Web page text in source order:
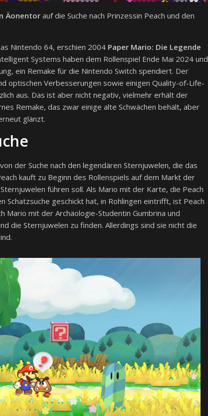
Äonentor auf die Suche nach Prinzessin Peach und den
Nintendo 64, erschien 2004 Paper Mario: Die Legende
Systems haben dem Rollenspiel Ende Mai 2024 und
ein Remake für die Nintendo Switch spendiert. Der
optischen Verbesserungen sowie einigen Quality-of-Life-
aus. Das ist aber nicht negativ, vielmehr erhält der
Remake, das zwar einige alte Schwächen behält, aber
glänzt.
der Suche nach den legendären Sternjuwelen, die das
kauft zu Beginn des Rollenspiels auf dem Markt der
führen soll. Als Mario mit der Karte, die Peach
Schatzsuche geschickt hat, in Rohlingen eintrifft, ist Peach
Mario mit der Archäologie-Studentin Gumbrina und
die Sternjuwelen zu finden. Allerdings sind sie nicht die